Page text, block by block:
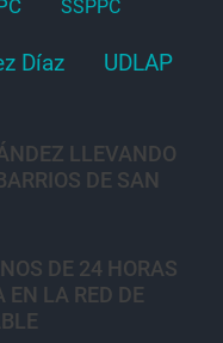
SSPPC
Díaz UDLAP
LLEVANDO
DE SAN
DE 24 HORAS
EN LA RED DE